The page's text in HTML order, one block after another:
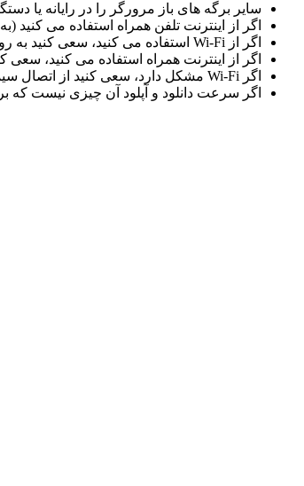
سایر بر گه های باز مر ور گر ر در ر یانه یا دستگ
گر ز ینتر نت تلفن همر ه ستفاده می کنید (به
گر ز Wi-Fi ستفاده می کنید، سعی کنید به ر و
گر ز ینتر نت همر ه ستفاده می کنید، سعی ک
گر Wi-Fi مشکل د ر د، سعی کنید ز تصال سی
گر سر عت د نلود و پلود ن چیز ی نیست که بر